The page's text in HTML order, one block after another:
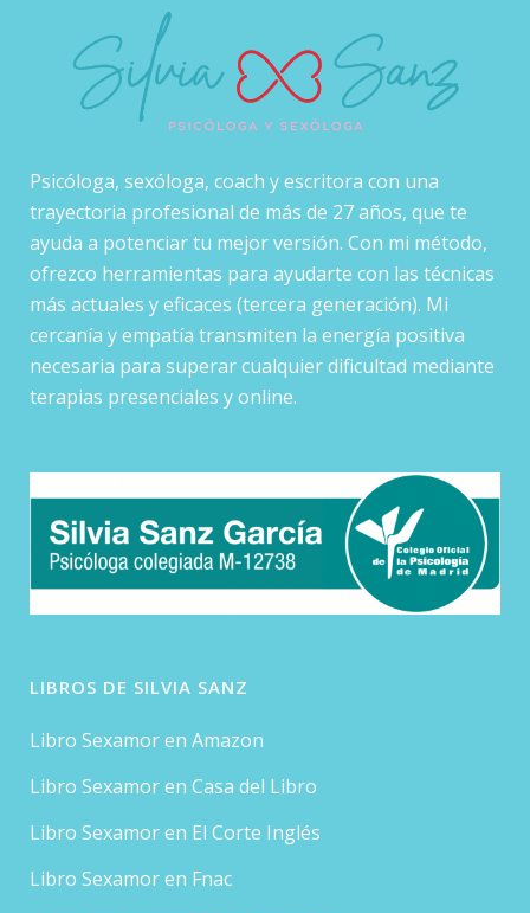
Psicóloga, sexóloga, coach y escritora con una
trayectoria profesional de más de 27 años, que te
ayuda a potenciar tu mejor versión. Con mi método,
ofrezco herramientas para ayudarte con las técnicas
más actuales y eficaces (tercera generación). Mi
cercanía y empatía transmiten la energía positiva
necesaria para superar cualquier dificultad mediante
terapias presenciales y online.
LIBROS DE SILVIA SANZ
Libro Sexamor en Amazon
Libro Sexamor en Casa del Libro
Libro Sexamor en El Corte Inglés
Libro Sexamor en Fnac